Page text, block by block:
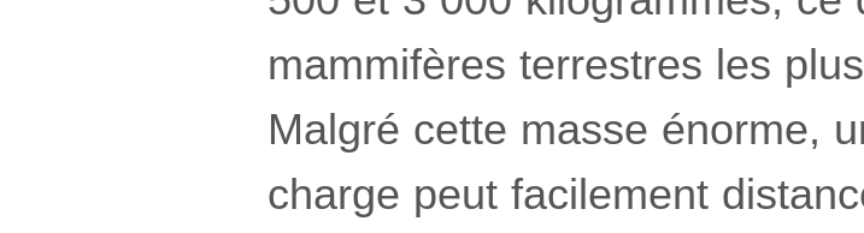
mammifères terrestres les
Malgré cette masse énorme,
charge peut facilement